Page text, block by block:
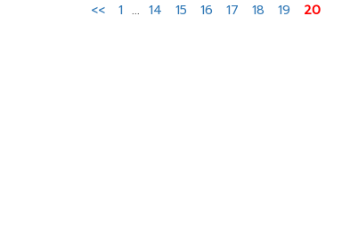
<< 1 ... 14 15 16 17 18 19 20